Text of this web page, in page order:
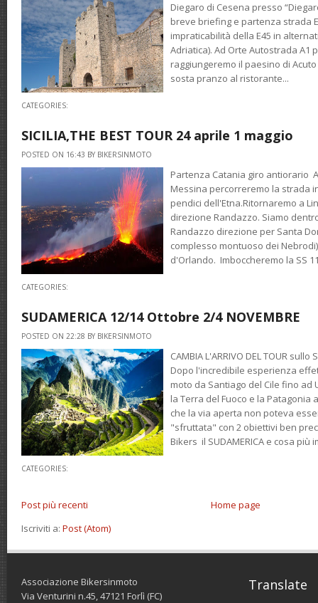
Diegaro di Cesena presso
breve briefing e partenza strada
impraticabilità della E45 in
Adriatica). Ad Orte Autostrada A1
raggiungeremo il paesino di
sosta pranzo al ristorante...
CATEGORIES:
SICILIA,THE BEST TOUR 24 aprile 1 maggio
POSTED ON 16:43 BY BIKERSINMOTO
Partenza Catania giro antiorario
Messina percorreremo la strada
pendici dell'Etna.Ritornaremo a
direzione Randazzo. Siamo
Randazzo direzione per Santa
complesso montuoso dei
d'Orlando. Imboccheremo la SS
CATEGORIES:
SUDAMERICA 12/14 Ottobre 2/4 NOVEMBRE
POSTED ON 22:28 BY BIKERSINMOTO
CAMBIA L'ARRIVO DEL TOUR
Dopo l'incredibile esperienza
moto da Santiago del Cile fino
la Terra del Fuoco e la Patagonia
che la via aperta non poteva
"sfruttata" con 2 obiettivi ben
Bikers il SUDAMERICA e cosa
CATEGORIES:
Post più recenti
Home page
Iscriviti a: Post (Atom)
Associazione Bikersinmoto
Via Venturini n.45, 47121 Forlì (FC)
Translate